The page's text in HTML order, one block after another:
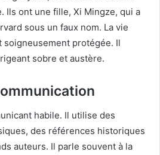
Ils ont une fille, Xi Mingze, qui a
sous un faux nom. La vie
soigneusement protégée. Il
sobre et austère.
habile. Il utilise des
des références historiques
auteurs. Il parle souvent à la